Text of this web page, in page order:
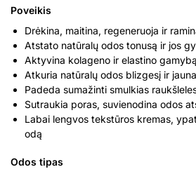
Poveikis
Drėkina, maitina, regeneruoja ir
Atstato natūralų odos tonusą ir jos
Aktyvina kolageno ir elastino gamybą
Atkuria natūralų odos blizgesį ir
Padeda sumažinti smulkias
Sutraukia poras, suvienodina odos
Labai lengvos tekstūros kremas,
odą
Odos tipas